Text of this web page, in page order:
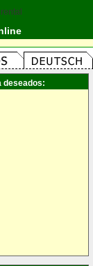
deseados: